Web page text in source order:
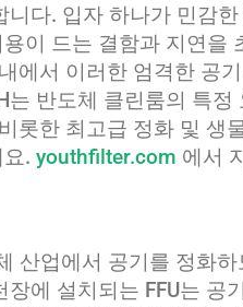
다. 입자 하나가 민감한
이 드는 결함과 지연을
에서 이러한 엄격한 공
는 반도체 클린룸의 특정
롯한 최고급 정화 및 생
. youthfilter.com 에서
산업에서 공기를 정화하
에 설치되는 FFU는 공